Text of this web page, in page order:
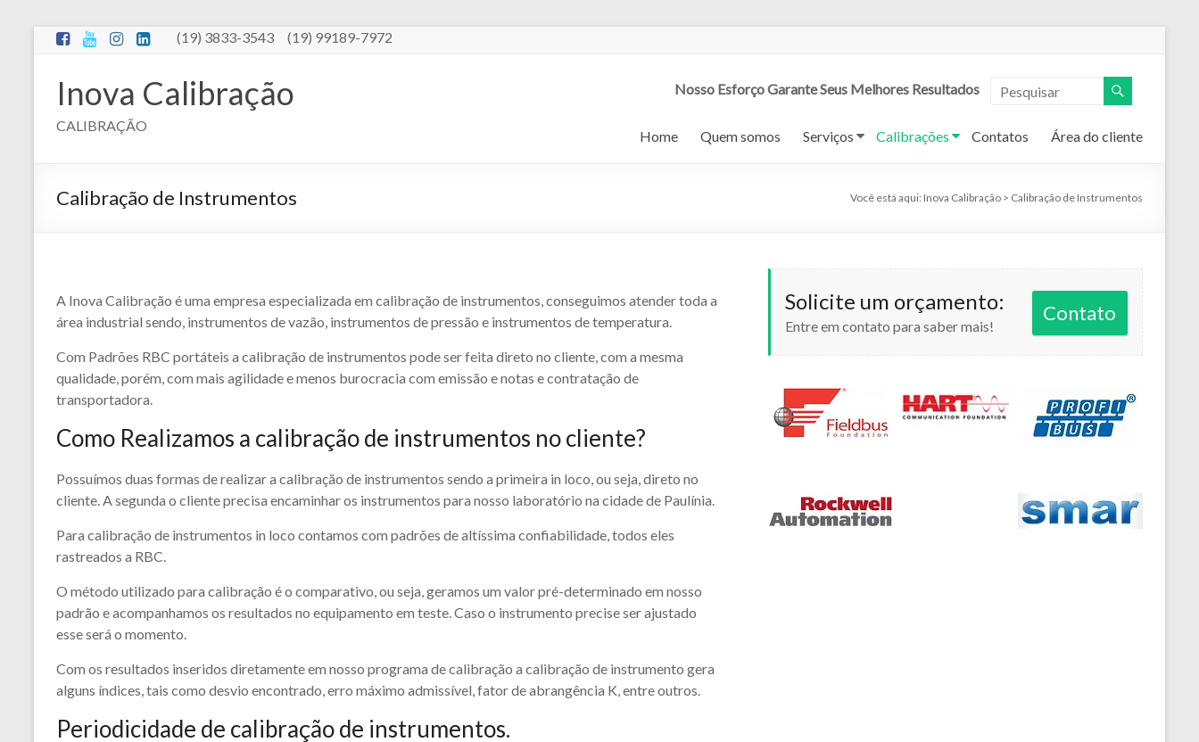
Pular
conteúdo
(19) 3833-3543 (19) 99189-7972
Inova Calibração
CALIBRAÇÃO
Nosso Esforço Garante Seus Melhores Resultados
Home Quem somos Serviços Calibrações Contatos Área do cliente
Calibração de Instrumentos Você está aqui: Inova Calibração > Calibração de Instrumentos
A Inova Calibração é uma empresa especializada em calibração de instrumentos, conseguimos atender toda a
área industrial sendo, instrumentos de vazão, instrumentos de pressão e instrumentos de temperatura.
Com Padrões RBC portáteis a calibração de instrumentos pode ser feita direto no cliente, com a mesma
qualidade, porém, com mais agilidade e menos burocracia com emissão e notas e contratação de
transportadora.
Como Realizamos a calibração de instrumentos no cliente?
Possuímos duas formas de realizar a calibração de instrumentos sendo a primeira in loco, ou seja, direto no
cliente. A segunda o cliente precisa encaminhar os instrumentos para nosso laboratório na cidade de Paulínia.
​Para calibração de instrumentos in loco contamos com padrões de altíssima confiabilidade, todos eles
rastreados a RBC.
O método utilizado para calibração é o comparativo, ou seja, geramos um valor pré-determinado em nosso
padrão e acompanhamos os resultados no equipamento em teste. Caso o instrumento precise ser ajustado
esse será o momento.
Com os resultados inseridos diretamente em nosso programa de calibração a calibração de instrumento gera
alguns índices, tais como desvio encontrado, erro máximo admissível, fator de abrangência K, entre outros.
Periodicidade de calibração de instrumentos.
Solicite um orçamento:
Entre em contato para saber mais!
Contato